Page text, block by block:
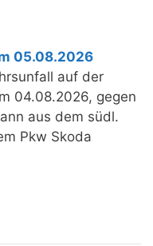
05.08.2026
auf der
04.08.2026, gegen
aus dem südl.
Pkw Skoda